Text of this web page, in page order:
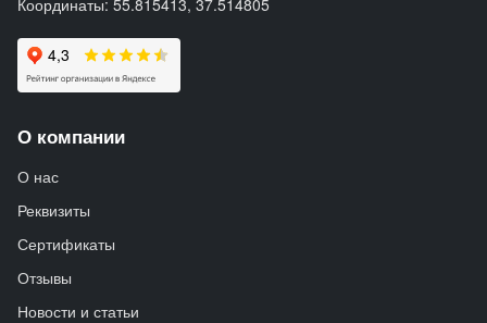
О компании
О нас
Реквизиты
Сертификаты
Отзывы
Новости и статьи